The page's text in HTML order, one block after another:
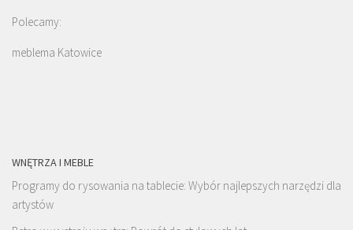
Polecamy:
meblema Katowice
WNĘTRZA I MEBLE
Programy do rysowania na tablecie: Wybór najlepszych narzędzi dla
artystów